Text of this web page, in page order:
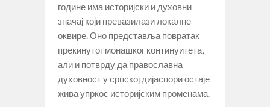
године има историјски и духовни
значај који превазилази локалне
оквире. Оно представља повратак
прекинутог монашког континуитета,
али и потврду да православна
духовност у српској дијаспори остаје
жива упркос историјским променама.